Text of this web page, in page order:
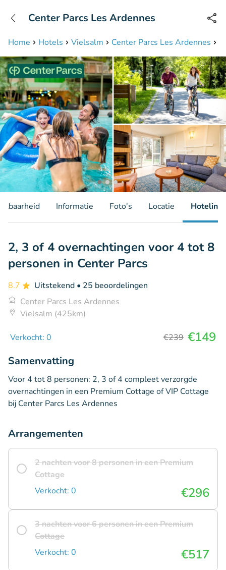
Bereikbaar tot 23:00 uur
Home Hotels Vielsalm Center Parcs Les Ardennes
Center Parcs Les Ardennes
Informatie Foto's Locatie Hotelinfo
2, 3 of 4 overnachtingen voor 4 tot 8
personen in Center Parcs
8.7 Uitstekend • 25 beoordelingen
Center Parcs Les Ardennes
Vielsalm (425km)
Verkocht: 0 €239 €149
Samenvatting
Voor 4 tot 8 personen: 2, 3 of 4 compleet verzorgde
overnachtingen in een Premium Cottage of VIP Cottage
bij Center Parcs Les Ardennes
Arrangementen
2 nachten voor 8 personen in een Premium
Cottage
Verkocht: 0
€296
3 nachten voor 6 personen in een Premium
Cottage
Verkocht: 0
€517